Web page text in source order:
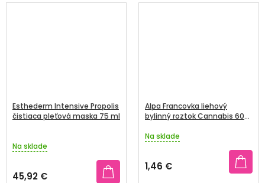
Esthederm Intensive Propolis
čistiaca pleťová maska 75 ml
Na sklade
45,92 €
Alpa Francovka liehový
bylinný roztok Cannabis 60
Priemerné
produktu
je
Na sklade
1,46 €